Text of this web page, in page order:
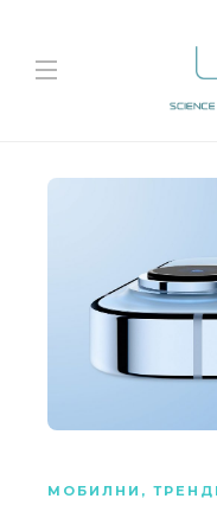
МОБИЛНИ ,